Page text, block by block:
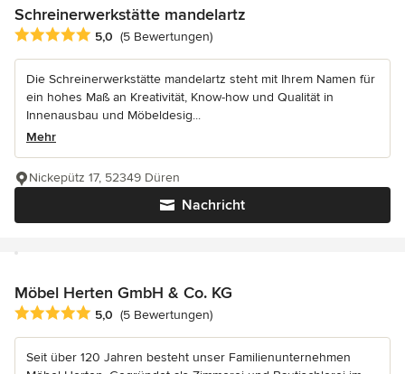
Schreinerwerkstätte mandelartz
Durchschnittliche Bewertung: 5 von 5 Sternen
5,0 (5 Bewertungen)
Die Schreinerwerkstätte mandelartz steht mit Ihrem Namen für
ein hohes Maß an Kreativität, Know-how und Qualität in
Innenausbau und Möbeldesig...
Mehr
Nachricht
Nickepütz 17, 52349 Düren
Möbel Herten GmbH & Co. KG
Durchschnittliche Bewertung: 5 von 5 Sternen
5,0 (5 Bewertungen)
Seit über 120 Jahren besteht unser Familienunternehmen